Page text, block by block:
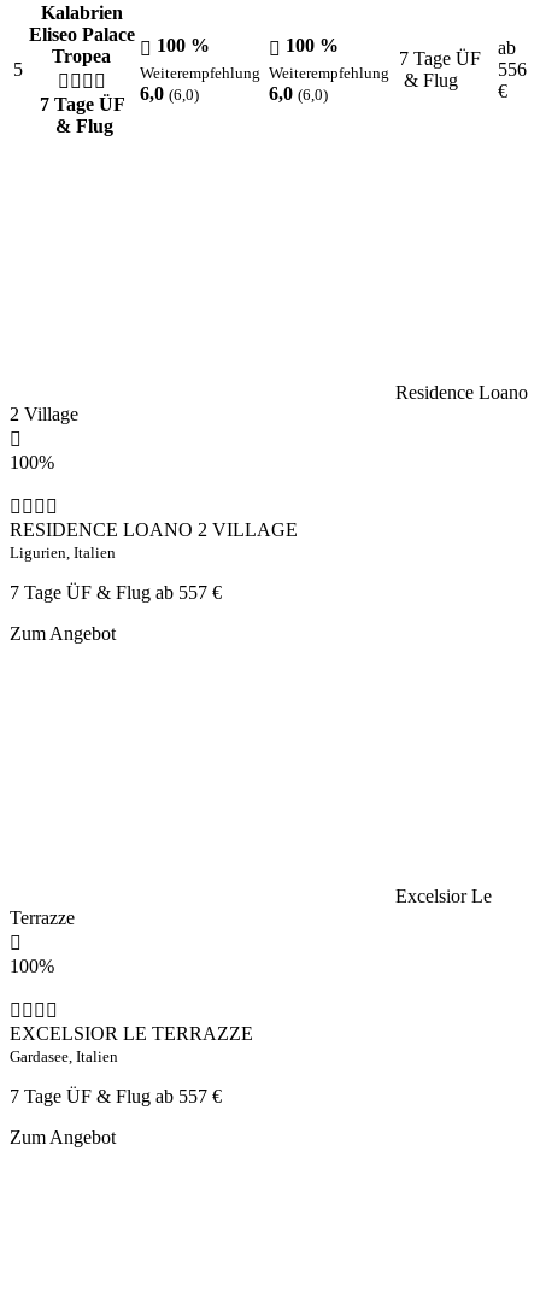
5
Kalabrien
Eliseo Palace
Tropea
7 Tage ÜF
& Flug
100 %
Weiterempfehlung
6,0 (6,0)
100 %
Weiterempfehlung
6,0 (6,0)
7 Tage ÜF
& Flug
ab
556
€
Residence Loano
2 Village
100%
RESIDENCE LOANO 2 VILLAGE
Ligurien, Italien
7 Tage ÜF & Flug ab 557 €
Zum Angebot
Excelsior Le
Terrazze
100%
EXCELSIOR LE TERRAZZE
Gardasee, Italien
7 Tage ÜF & Flug ab 557 €
Zum Angebot